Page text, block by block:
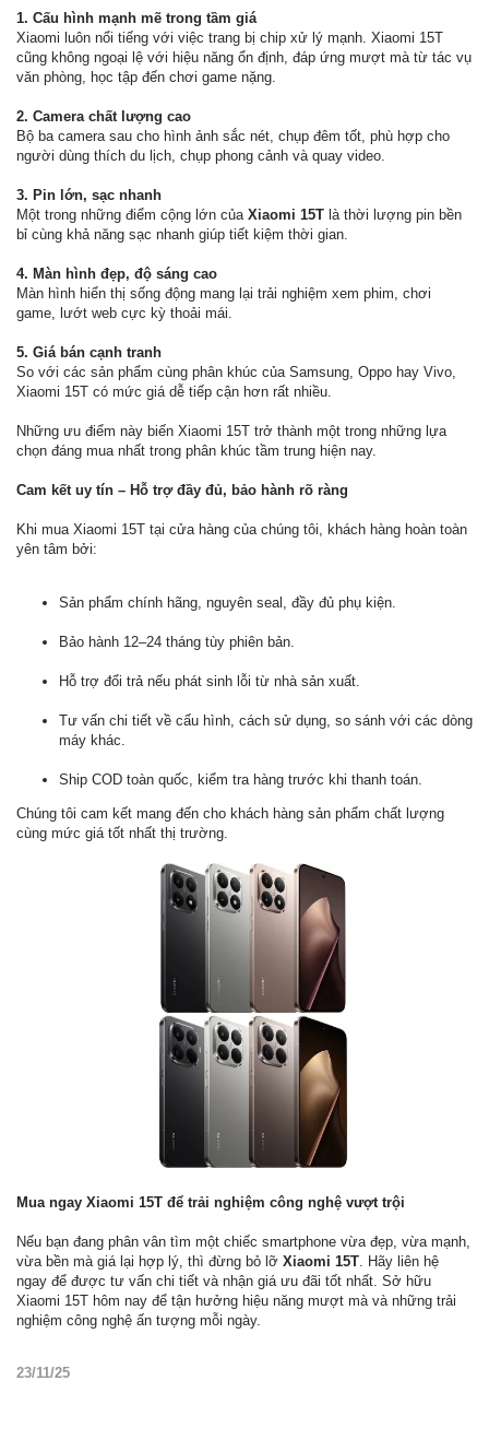
1. Cấu hình mạnh mẽ trong tầm giá
Xiaomi luôn nổi tiếng với việc trang bị chip xử lý mạnh. Xiaomi 15T
cũng không ngoại lệ với hiệu năng ổn định, đáp ứng mượt mà từ tác vụ
văn phòng, học tập đến chơi game nặng.
2. Camera chất lượng cao
Bộ ba camera sau cho hình ảnh sắc nét, chụp đêm tốt, phù hợp cho
người dùng thích du lịch, chụp phong cảnh và quay video.
3. Pin lớn, sạc nhanh
Một trong những điểm cộng lớn của Xiaomi 15T là thời lượng pin bền
bỉ cùng khả năng sạc nhanh giúp tiết kiệm thời gian.
4. Màn hình đẹp, độ sáng cao
Màn hình hiển thị sống động mang lại trải nghiệm xem phim, chơi
game, lướt web cực kỳ thoải mái.
5. Giá bán cạnh tranh
So với các sản phẩm cùng phân khúc của Samsung, Oppo hay Vivo,
Xiaomi 15T có mức giá dễ tiếp cận hơn rất nhiều.
Những ưu điểm này biến Xiaomi 15T trở thành một trong những lựa
chọn đáng mua nhất trong phân khúc tầm trung hiện nay.
Cam kết uy tín – Hỗ trợ đầy đủ, bảo hành rõ ràng
Khi mua Xiaomi 15T tại cửa hàng của chúng tôi, khách hàng hoàn toàn
yên tâm bởi:
Sản phẩm chính hãng, nguyên seal, đầy đủ phụ kiện.
Bảo hành 12–24 tháng tùy phiên bản.
Hỗ trợ đổi trả nếu phát sinh lỗi từ nhà sản xuất.
Tư vấn chi tiết về cấu hình, cách sử dụng, so sánh với các dòng
máy khác.
Ship COD toàn quốc, kiểm tra hàng trước khi thanh toán.
Chúng tôi cam kết mang đến cho khách hàng sản phẩm chất lượng
cùng mức giá tốt nhất thị trường.
Mua ngay Xiaomi 15T để trải nghiệm công nghệ vượt trội
Nếu bạn đang phân vân tìm một chiếc smartphone vừa đẹp, vừa mạnh,
vừa bền mà giá lại hợp lý, thì đừng bỏ lỡ Xiaomi 15T . Hãy liên hệ
ngay để được tư vấn chi tiết và nhận giá ưu đãi tốt nhất. Sở hữu
Xiaomi 15T hôm nay để tận hưởng hiệu năng mượt mà và những trải
nghiệm công nghệ ấn tượng mỗi ngày.
23/11/25